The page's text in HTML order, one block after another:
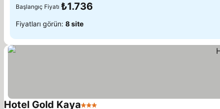
Başlangıç Fiyatı ₺1.736
Fiyatları görün: 8 site
Hotel Gold Kaya